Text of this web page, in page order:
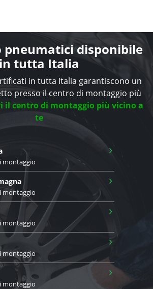
pneumatici disponibile
in tutta Italia
in tutta Italia garantiscono un
presso il centro di montaggio più
il centro di montaggio più vicino a
te
montaggio
›
montaggio
›
montaggio
›
montaggio
›
montaggio
›